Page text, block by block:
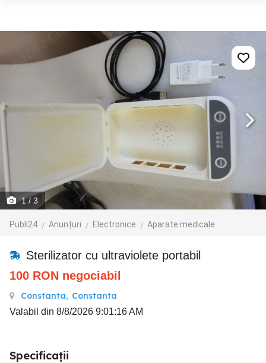
1/ 3
Publi24 Anunțuri Electronice Aparate medicale
Sterilizator cu ultraviolete portabil
100 RON negociabil
Constanta, Constanta
Valabil din 8/8/2026 9:01:16 AM
Specificații